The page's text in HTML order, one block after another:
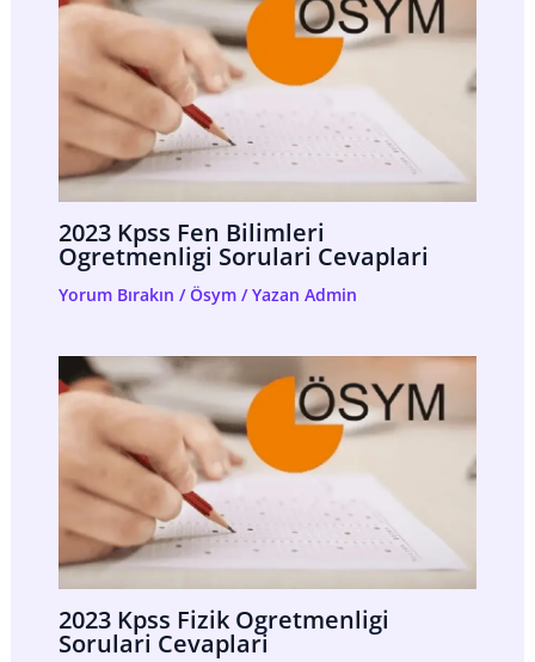
2023 Kpss Fen Bilimleri
Ogretmenligi Sorulari Cevaplari
Yorum Bırakın /Ösym/ Yazan Admin
2023 Kpss Fizik Ogretmenligi
Sorulari Cevaplari